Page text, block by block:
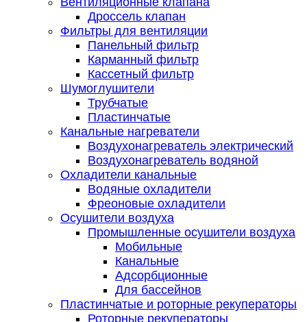
Дроссель клапан
Фильтры для вентиляции
Панельный фильтр
Карманный фильтр
Кассетный фильтр
Шумоглушители
Трубчатые
Пластинчатые
Канальные нагреватели
Воздухонагреватель электрический
Воздухонагреватель водяной
Охладители канальные
Водяные охладители
Фреоновые охладители
Осушители воздуха
Промышленные осушители воздуха
Мобильные
Канальные
Адсорбционные
Для бассейнов
Пластинчатые и роторные рекуператоры
Роторные рекуператоры